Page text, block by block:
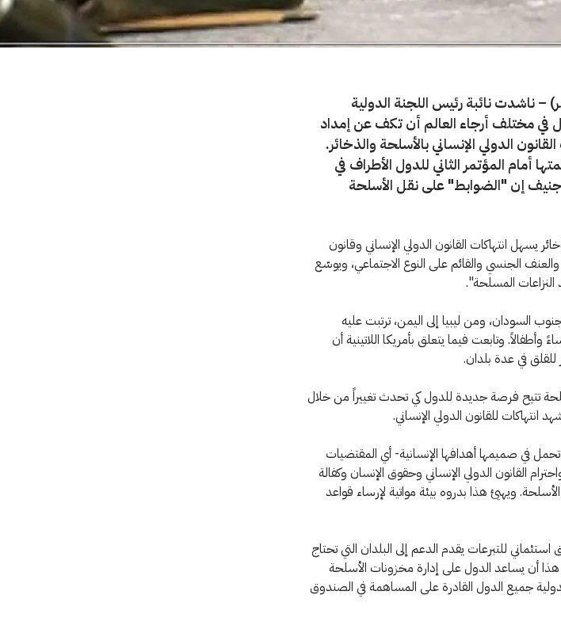
– ناشدت نائبة رئيس اللجنة الدولية
في مختلف أرجاء العالم أن تكف عن إمداد
الدولي الإنساني بالأسلحة والذخائر.
أمام المؤتمر الثاني للدول الأطراف في
إن "الضوابط" على نقل الأسلحة
يسهل انتهاكات القانون الدولي الإنساني وقانون
الجنسي والقائم على النوع الاجتماعي، ويوسّع
النزاعات المسلحة".
السودان، ومن ليبيا إلى اليمن، ترتبت عليه
وتابعت فيما يتعلق بأمريكا اللاتينية أن
في عدة بلدان.
تتيح فرصة جديدة للدول كي تحدث تغييراً من خلال
انتهاكات للقانون الدولي الإنساني.
في صميمها أهدافها الإنسانية- أي المقتضيات
القانون الدولي الإنساني وحقوق الإنسان وكفالة
ويهيئ هذا بدروه بيئة مواتية لإرساء قواعد
للتبرعات يقدم الدعم إلى البلدان التي تحتاج
أن يساعد الدول على إدارة مخزونات الأسلحة
جميع الدول القادرة على المساهمة في الصندوق